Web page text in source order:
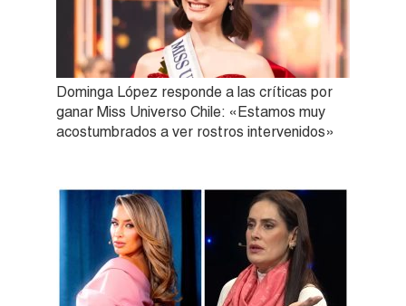
Dominga López responde a las críticas por
ganar Miss Universo Chile: «Estamos muy
acostumbrados a ver rostros intervenidos»